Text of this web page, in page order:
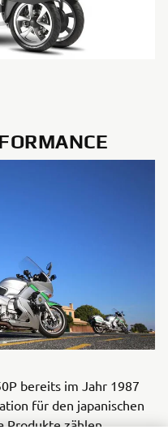
bereits im Jahr 1987
für den japanischen
Produkte zählen